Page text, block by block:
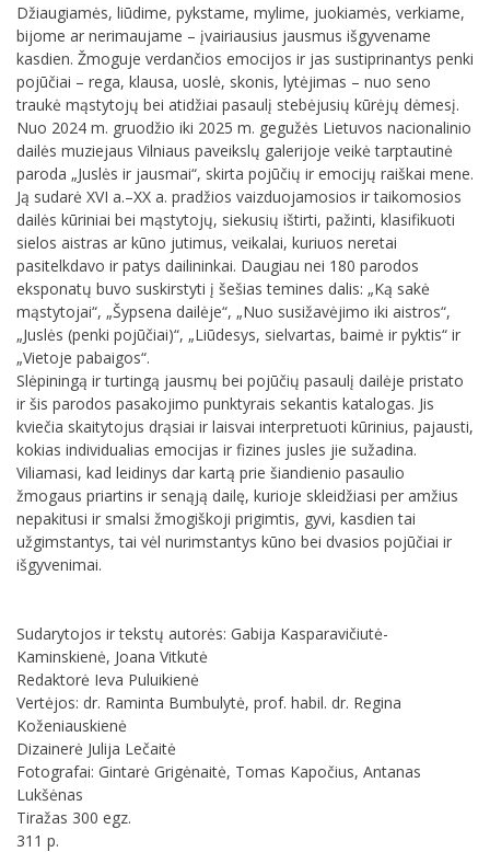
Džiaugiamės, liūdime, pykstame, mylime, juokiamės, verkiame,
bijome ar nerimaujame – įvairiausius jausmus išgyvename
kasdien. Žmoguje verdančios emocijos ir jas sustiprinantys penki
pojūčiai – rega, klausa, uoslė, skonis, lytėjimas – nuo seno
traukė mąstytojų bei atidžiai pasaulį stebėjusių kūrėjų dėmesį.
Nuo 2024 m. gruodžio iki 2025 m. gegužės Lietuvos nacionalinio
dailės muziejaus Vilniaus paveikslų galerijoje veikė tarptautinė
paroda „Juslės ir jausmai“, skirta pojūčių ir emocijų raiškai mene.
Ją sudarė XVI a.–XX a. pradžios vaizduojamosios ir taikomosios
dailės kūriniai bei mąstytojų, siekusių ištirti, pažinti, klasifikuoti
sielos aistras ar kūno jutimus, veikalai, kuriuos neretai
pasitelkdavo ir patys dailininkai. Daugiau nei 180 parodos
eksponatų buvo suskirstyti į šešias temines dalis: „Ką sakė
mąstytojai“, „Šypsena dailėje“, „Nuo susižavėjimo iki aistros“,
„Juslės (penki pojūčiai)“, „Liūdesys, sielvartas, baimė ir pyktis“ ir
„Vietoje pabaigos“.
Slėpiningą ir turtingą jausmų bei pojūčių pasaulį dailėje pristato
ir šis parodos pasakojimo punktyrais sekantis katalogas. Jis
kviečia skaitytojus drąsiai ir laisvai interpretuoti kūrinius, pajausti,
kokias individualias emocijas ir fizines jusles jie sužadina.
Viliamasi, kad leidinys dar kartą prie šiandienio pasaulio
žmogaus priartins ir senąją dailę, kurioje skleidžiasi per amžius
nepakitusi ir smalsi žmogiškoji prigimtis, gyvi, kasdien tai
užgimstantys, tai vėl nurimstantys kūno bei dvasios pojūčiai ir
išgyvenimai.
Sudarytojos ir tekstų autorės: Gabija Kasparavičiutė-
Kaminskienė, Joana Vitkutė
Redaktorė Ieva Puluikienė
Vertėjos: dr. Raminta Bumbulytė, prof. habil. dr. Regina
Koženiauskienė
Dizainerė Julija Lečaitė
Fotografai: Gintarė Grigėnaitė, Tomas Kapočius, Antanas
Lukšėnas
Tiražas 300 egz.
311 p.